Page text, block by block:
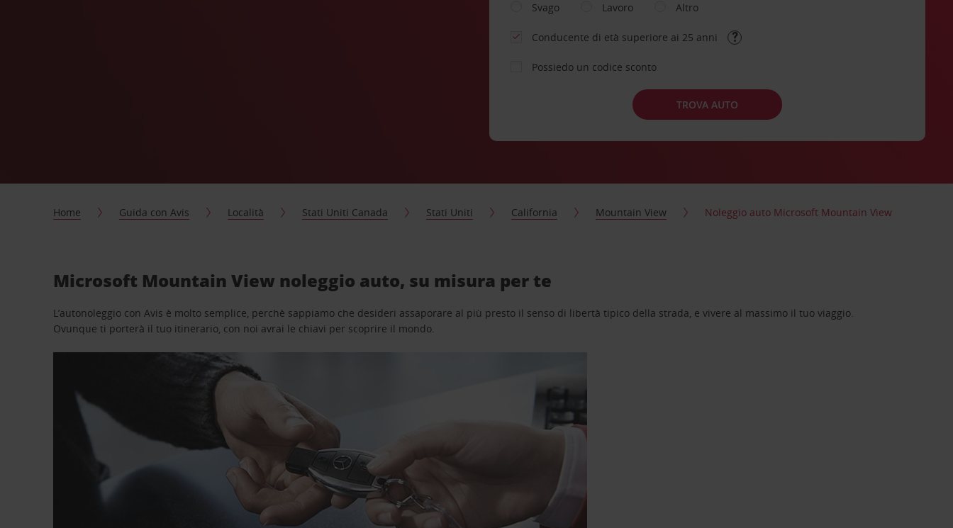
Svago
Lavoro Altro
Conducente di età superiore ai 25 anni
Possiedo un codice sconto
TROVA AUTO
Home Guida con Avis Località Stati Uniti Canada Stati Uniti California Mountain View Noleggio auto Microsoft Mountain View
Microsoft Mountain View noleggio auto, su misura per te
L’autonoleggio con Avis è molto semplice, perchè sappiamo che desideri assaporare al più presto il senso di libertà tipico della strada, e vivere al massimo il tuo viaggio.
Ovunque ti porterà il tuo itinerario, con noi avrai le chiavi per scoprire il mondo.